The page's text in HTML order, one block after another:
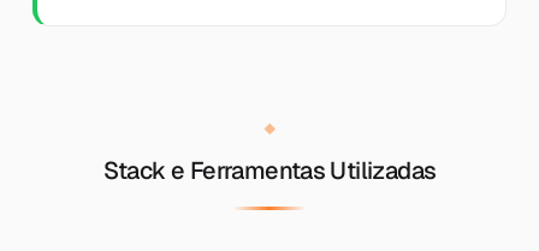
Stack e Ferramentas Utilizadas